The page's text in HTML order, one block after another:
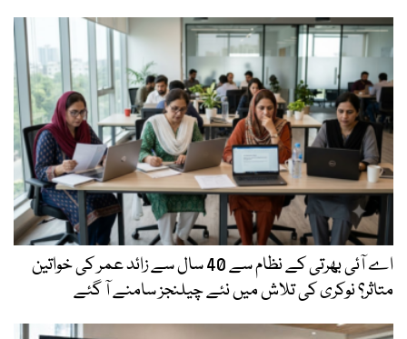
اے آئی بھرتی کے نظام سے 40 سال سے زائد عمر کی خواتین
متاثر؟ نوکری کی تلاش میں نئے چیلنجز سامنے آ گئے